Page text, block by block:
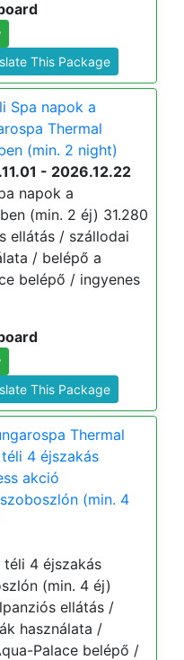
This Package
Spa napok a
Thermal
(min. 2 night)
- 2026.12.22
napok a
(min. 2 éj) 31.280
ellátás / szállodai
/ belépő a
belépő / ingyenes
This Package
Thermal
4 éjszakás
akció
(min. 4
téli 4 éjszakás
(min. 4 éj)
ellátás /
használata /
Palace belépő /